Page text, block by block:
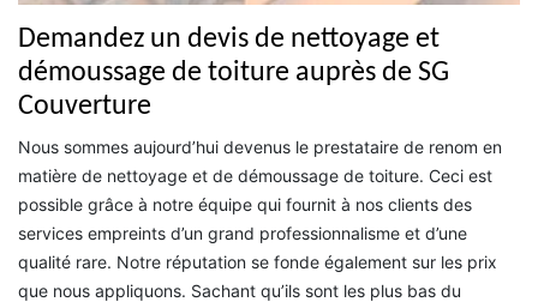
Demandez un devis de nettoyage et
démoussage de toiture auprès de SG
Couverture
Nous sommes aujourd’hui devenus le prestataire de renom en
matière de nettoyage et de démoussage de toiture. Ceci est
possible grâce à notre équipe qui fournit à nos clients des
services empreints d’un grand professionnalisme et d’une
qualité rare. Notre réputation se fonde également sur les prix
que nous appliquons. Sachant qu’ils sont les plus bas du